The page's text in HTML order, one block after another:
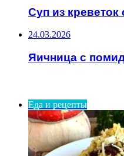
Суп из
24.03.2026
Яичница с
Еда и рецепты